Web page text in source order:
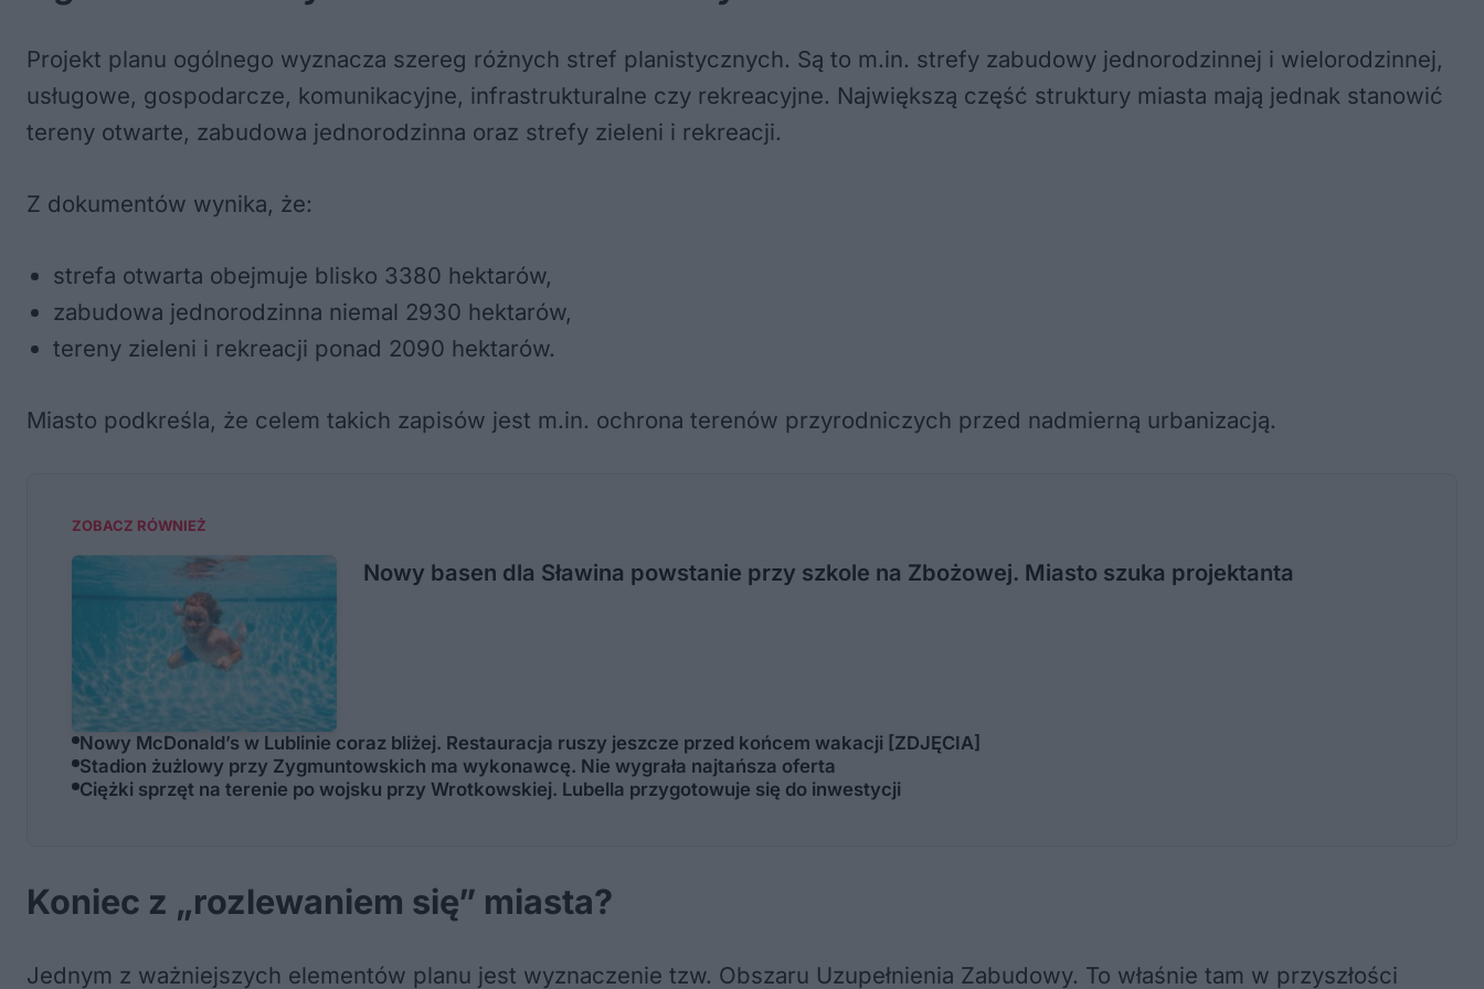
Projekt planu ogólnego wyznacza szereg różnych stref planistycznych. Są to m.in. strefy zabudowy jednorodzinnej i wielorodzinnej,
usługowe, gospodarcze, komunikacyjne, infrastrukturalne czy rekreacyjne. Największą część struktury miasta mają jednak stanowić
tereny otwarte, zabudowa jednorodzinna oraz strefy zieleni i rekreacji.
Z dokumentów wynika, że:
strefa otwarta obejmuje blisko 3380 hektarów,
zabudowa jednorodzinna niemal 2930 hektarów,
tereny zieleni i rekreacji ponad 2090 hektarów.
Miasto podkreśla, że celem takich zapisów jest m.in. ochrona terenów przyrodniczych przed nadmierną urbanizacją.
ZOBACZ RÓWNIEŻ
Nowy basen dla Sławina powstanie przy szkole na Zbożowej. Miasto szuka projektanta
Nowy McDonald’s w Lublinie coraz bliżej. Restauracja ruszy jeszcze przed końcem wakacji [ZDJĘCIA]
Stadion żużlowy przy Zygmuntowskich ma wykonawcę. Nie wygrała najtańsza oferta
Ciężki sprzęt na terenie po wojsku przy Wrotkowskiej. Lubella przygotowuje się do inwestycji
Koniec z „rozlewaniem się” miasta?
Jednym z ważniejszych elementów planu jest wyznaczenie tzw. Obszaru Uzupełnienia Zabudowy. To właśnie tam w przyszłości